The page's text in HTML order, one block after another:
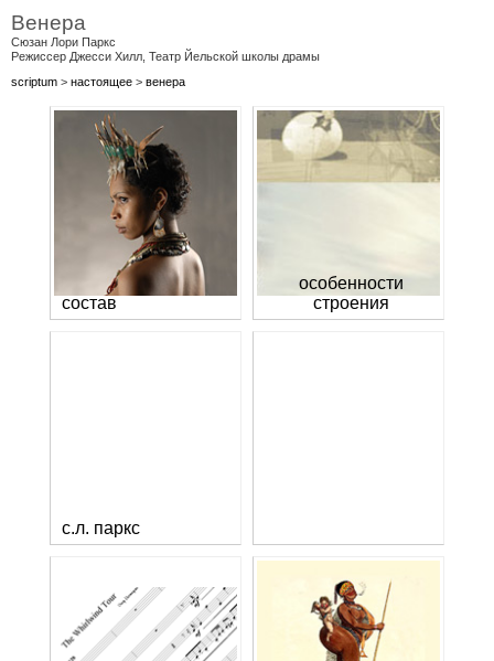
Венера
Сюзан Лори Паркс
Режиссер Джесси Хилл, Театр Йельской школы драмы
scriptum > настоящее > венера
состав
особенности
строения
с.л. паркс